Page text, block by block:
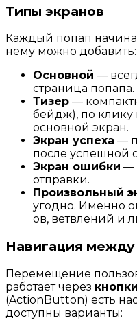
Типы экранов
Каждый попап
нему можно добавить:
Основной —
страница попапа.
Тизер —
бейдж), по клику
основной экран.
Экран успеха —
после успешной
Экран ошибки —
отправки.
Произвольный
угодно. Именно
ов, ветвлений и
Навигация между
Перемещение
работает через кнопки
(ActionButton) есть
доступны варианты: